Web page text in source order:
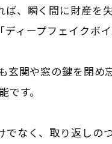
ば、瞬く間に財産を
ィープフェイクボ
玄関や窓の鍵を閉
です。
なく、取り返しの